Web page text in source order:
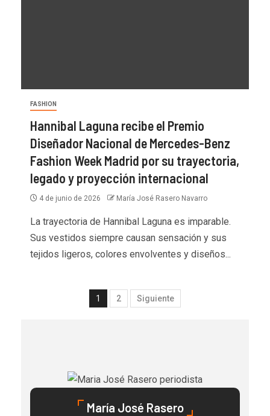
FASHION
Hannibal Laguna recibe el Premio
Diseñador Nacional de Mercedes-Benz
Fashion Week Madrid por su trayectoria,
legado y proyección internacional
4 de junio de 2026 María José Rasero Navarro
La trayectoria de Hannibal Laguna es imparable.
Sus vestidos siempre causan sensación y sus
tejidos ligeros, colores envolventes y diseños...
1 2 Siguiente
María José Rasero